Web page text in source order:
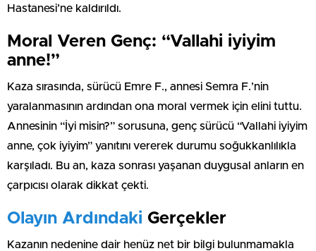
Hastanesi’ne kaldırıldı.
Moral Veren Genç: “Vallahi iyiyim
anne!”
Kaza sırasında, sürücü Emre F., annesi Semra F.’nin
yaralanmasının ardından ona moral vermek için elini tuttu.
Annesinin “İyi misin?” sorusuna, genç sürücü “Vallahi iyiyim
anne, çok iyiyim” yanıtını vererek durumu soğukkanlılıkla
karşıladı. Bu an, kaza sonrası yaşanan duygusal anların en
çarpıcısı olarak dikkat çekti.
Olayın Ardındaki Gerçekler
Kazanın nedenine dair henüz net bir bilgi bulunmamakla